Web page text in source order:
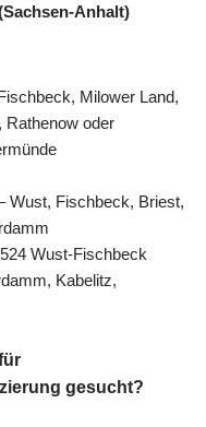
Anhalt)
Milower Land,
Rathenow oder
Wust, Fischbeck, Briest,
Wust-Fischbeck
Kabelitz,
gesucht?